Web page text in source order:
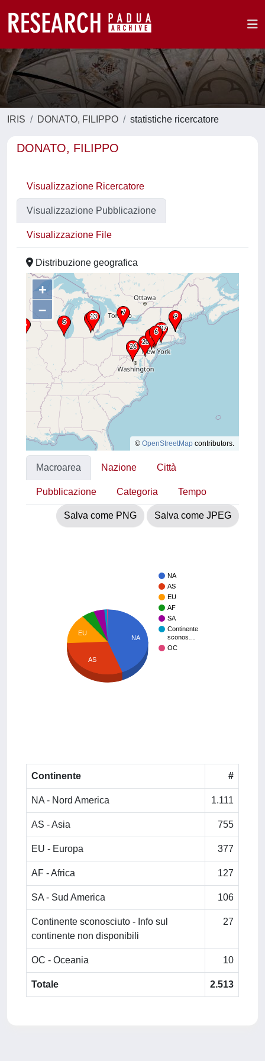
IRIS DONATO, FILIPPO statistiche ricercatore
DONATO, FILIPPO
Visualizzazione Ricercatore
Visualizzazione Pubblicazione
Visualizzazione File
Distribuzione geografica
+
–
© OpenStreetMap contributors.
Macroarea Nazione Città
Pubblicazione Categoria Tempo
Salva come PNG Salva come JPEG
NA
AS
EU
AF
SA
Continente
sconos…
OC
NA
EU
AS
Continente #
NA - Nord America 1.111
AS - Asia 755
EU - Europa 377
AF - Africa 127
SA - Sud America 106
Continente sconosciuto - Info sul
continente non disponibili
27
OC - Oceania 10
Totale 2.513